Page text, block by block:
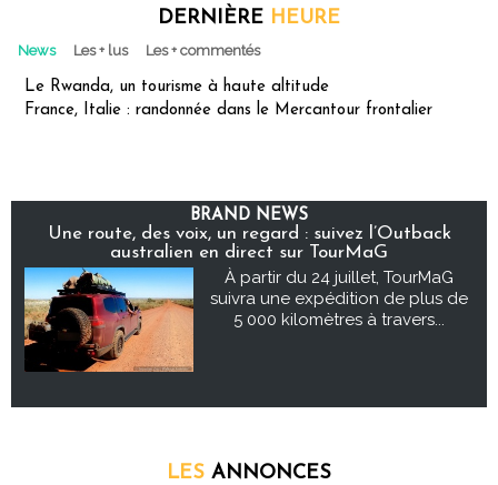
DERNIÈRE HEURE
News Les + lus Les + commentés
Le Rwanda, un tourisme à haute altitude
France, Italie : randonnée dans le Mercantour frontalier
BRAND NEWS
Une route, des voix, un regard : suivez l’Outback
australien en direct sur TourMaG
À partir du 24 juillet, TourMaG
suivra une expédition de plus de
5 000 kilomètres à travers...
LES ANNONCES